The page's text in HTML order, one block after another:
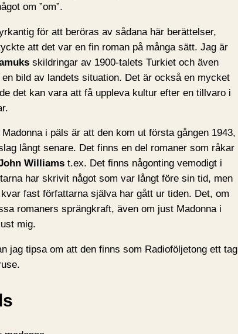
om ”om”.
för att beröras av sådana här berättelser,
att det var en fin roman på många sätt. Jag är
skildringar av 1900-talets Turkiet och även
bild av landets situation. Det är också en mycket
det kan vara att få uppleva kultur efter en tillvaro i
i päls är att den kom ut första gången 1943,
långt senare. Det finns en del romaner som råkar
Williams t.ex. Det finns någonting vemodigt i
har skrivit något som var långt före sin tid, men
fast författarna själva har gått ur tiden. Det, om
romaners sprängkraft, även om just Madonna i
mig.
jag tipsa om att den finns som Radioföljetong ett tag